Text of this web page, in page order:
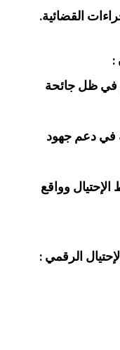
القضائية.
:
في ظل جائحة
في دعم جهود
وواقع
الرقمي :